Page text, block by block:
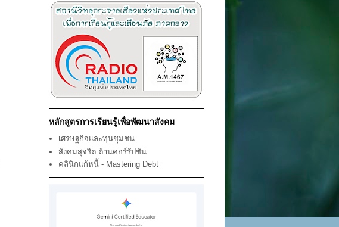
หลักสูตรการเรียนรู้เพื่อพัฒนาสังคม
เศรษฐกิจและทุนชุมชน
สังคมสุจริต ต้านคอร์รัปชัน
คลินิกแก้หนี้ - Mastering Debt